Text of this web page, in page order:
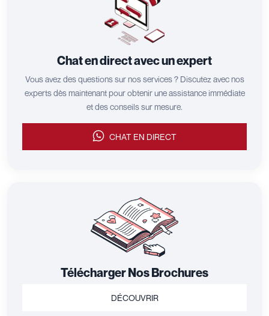
Chat en direct avec un expert
Vous avez des questions sur nos services ? Discutez avec nos
experts dès maintenant pour obtenir une assistance immédiate
et des conseils sur mesure.
CHAT EN DIRECT
Télécharger Nos Brochures
DÉCOUVRIR